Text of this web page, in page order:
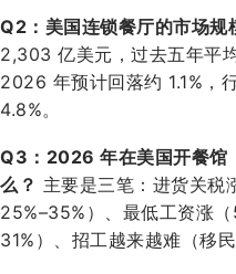
Q2：美国连锁餐厅的市场规
2,303 亿美元，过去五年平
2026 年预计回落约 1.1%，
4.8%。
Q3：2026 年在美国开餐馆
么？ 主要是三笔：进货关税
25%–35%）、最低工资涨
31%）、招工越来越难（移民